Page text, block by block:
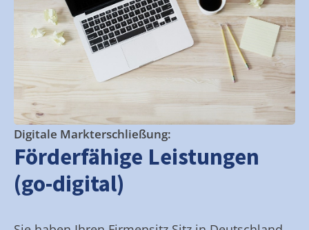
Digitale Markterschließung:
Förderfähige Leistungen
(go-digital)